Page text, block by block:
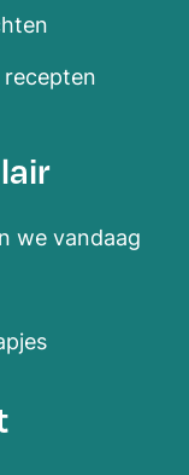
we vandaag